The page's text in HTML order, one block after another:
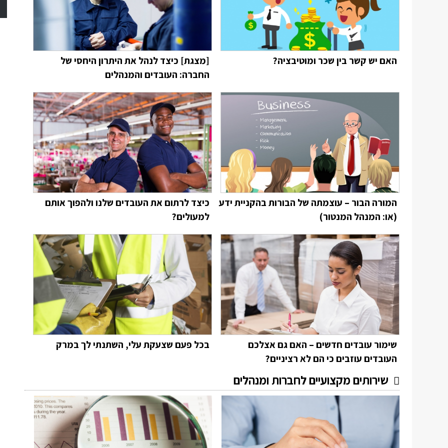
האם יש קשר בין שכר ומוטיבציה?
[מצגת] כיצד לנהל את היתרון היחסי של
החברה: העובדים והמנהלים
המורה הבור – עוצמתה של הבורות בהקניית ידע
(או: המנהל המנטור)
כיצד לרתום את העובדים שלנו ולהפוך אותם
למעולים?
שימור עובדים חדשים – האם גם אצלכם
העובדים עוזבים כי הם לא רציניים?
בכל פעם שצעקת עלי, השתנתי לך במרק
שירותים מקצועיים לחברות ומנהלים